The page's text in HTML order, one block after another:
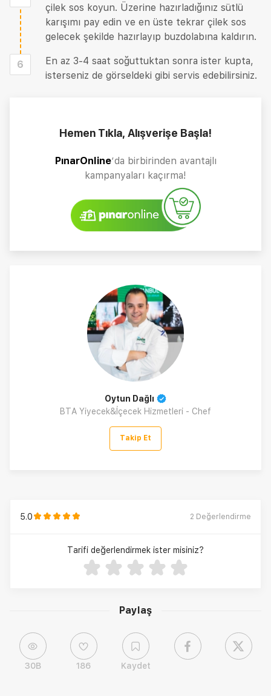
Paylaş
30B 186 Kaydet
çilek sos koyun. Üzerine hazırladığınız sütlü
karışımı pay edin ve en üste tekrar çilek sos
gelecek şekilde hazırlayıp buzdolabına kaldırın.
6
En az 3-4 saat soğuttuktan sonra ister kupta,
isterseniz de görseldeki gibi servis edebilirsiniz.
Hemen Tıkla, Alışverişe Başla!
PınarOnline’da birbirinden avantajlı
kampanyaları kaçırma!
Oytun Dağlı
BTA Yiyecek&İçecek Hizmetleri - Chef
Takip Et
5.0 2 Değerlendirme
Tarifi değerlendirmek ister misiniz?